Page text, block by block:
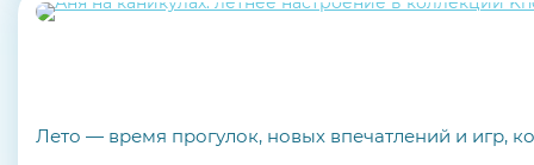
Лето — время прогулок, новых впечатлений и игр,